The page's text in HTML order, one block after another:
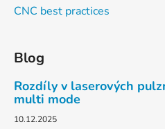
CNC best practices
Blog
Rozdíly v laserových
multi mode
10.12.2025